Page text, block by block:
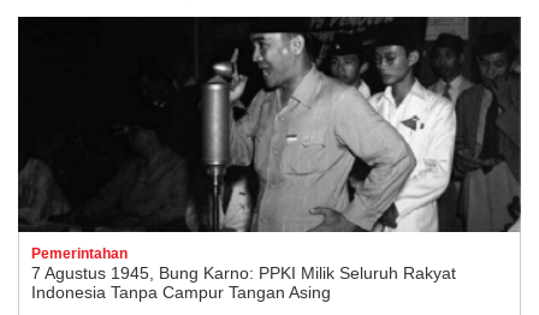
Pemerintahan
7 Agustus 1945, Bung Karno: PPKI Milik Seluruh Rakyat
Indonesia Tanpa Campur Tangan Asing